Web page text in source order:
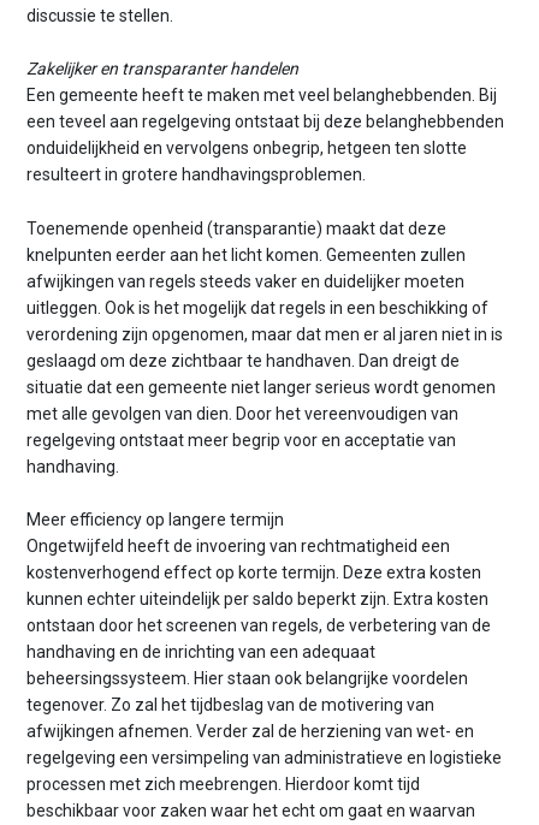
discussie te stellen.
Zakelijker en transparanter handelen
Een gemeente heeft te maken met veel belanghebbenden. Bij
een teveel aan regelgeving ontstaat bij deze belanghebbenden
onduidelijkheid en vervolgens onbegrip, hetgeen ten slotte
resulteert in grotere handhavingsproblemen.
Toenemende openheid (transparantie) maakt dat deze
knelpunten eerder aan het licht komen. Gemeenten zullen
afwijkingen van regels steeds vaker en duidelijker moeten
uitleggen. Ook is het mogelijk dat regels in een beschikking of
verordening zijn opgenomen, maar dat men er al jaren niet in is
geslaagd om deze zichtbaar te handhaven. Dan dreigt de
situatie dat een gemeente niet langer serieus wordt genomen
met alle gevolgen van dien. Door het vereenvoudigen van
regelgeving ontstaat meer begrip voor en acceptatie van
handhaving.
Meer efficiency op langere termijn
Ongetwijfeld heeft de invoering van rechtmatigheid een
kostenverhogend effect op korte termijn. Deze extra kosten
kunnen echter uiteindelijk per saldo beperkt zijn. Extra kosten
ontstaan door het screenen van regels, de verbetering van de
handhaving en de inrichting van een adequaat
beheersingssysteem. Hier staan ook belangrijke voordelen
tegenover. Zo zal het tijdbeslag van de motivering van
afwijkingen afnemen. Verder zal de herziening van wet- en
regelgeving een versimpeling van administratieve en logistieke
processen met zich meebrengen. Hierdoor komt tijd
beschikbaar voor zaken waar het echt om gaat en waarvan